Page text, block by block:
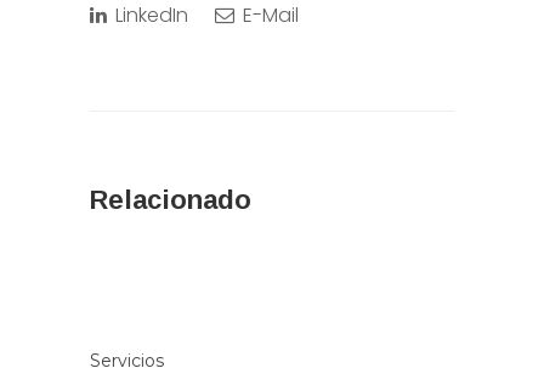
LinkedIn
E-Mail
Relacionado
Servicios